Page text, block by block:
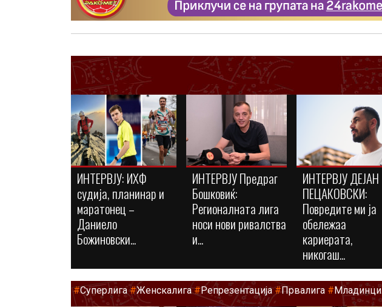
ИНТЕРВЈУ: ИХФ
судија, планинар и
маратонец –
Даниело
Божиновски...
ИНТЕРВЈУ Предраг
Бошковиќ:
Регионалната лига
носи нови ривалства
и...
ИНТЕРВЈУ ДЕЈАН
ПЕЦАКОВСКИ:
Повредите ми ја
обележаа
кариерата,
никогаш...
#Суперлига #Женскалига#Репрезентација #Првалига #Младинци